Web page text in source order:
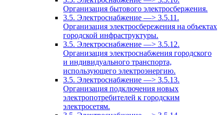
Организация бытового электросбержения.
3.5. Электроснабжение —> 3.5.11.
Организация электросбережения на объектах
городской инфраструктуры.
3.5. Электроснабжение —> 3.5.12.
Организация электроснабжения городского
и индивидуального транспорта,
использующего электроэнергию.
3.5. Электроснабжение —> 3.5.13.
Организация подключения новых
электропотребителей к городским
электросетям.